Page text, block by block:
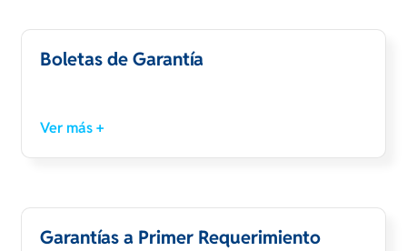
Boletas de Garantía
Ver más +
Garantías a Primer Requerimiento